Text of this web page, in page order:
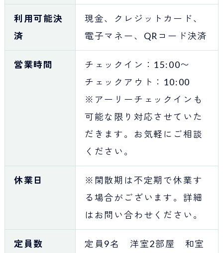
利用可能決
済
現金、クレジットカード、
電子マネー、QRコード決済
営業時間
チェックイン：15:00〜
チェックアウト：10:00
※アーリーチェックインも
可能な限り対応させていた
だきます。お気軽にご相談
ください。
休業日
※閑散期は不定期で休業す
る場合がございます。詳細
はお問い合わせください。
定員数 定員9名 洋室2部屋 和室